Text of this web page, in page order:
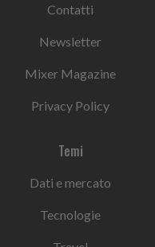
Contatti
Newsletter
Mixer Magazine
Privacy Policy
Temi
Dati e mercato
Tecnologie